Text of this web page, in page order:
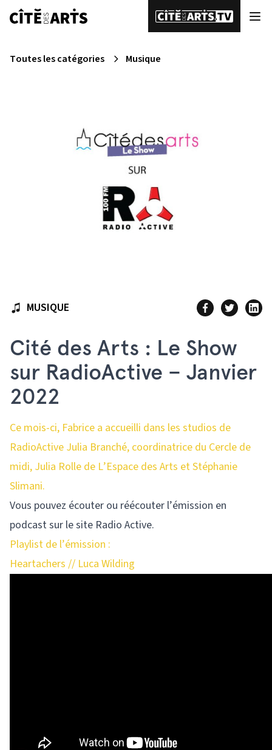
Toutes les catégories Musique
MUSIQUE
Cité des Arts : Le Show
sur RadioActive – Janvier
2022
Ce mois-ci, Fabrice a accueilli dans les studios de
RadioActive Julia Branché, coordinatrice du Cercle de
midi, Julia Rolle de L’Espace des Arts et Stéphanie
Slimani.
Vous pouvez écouter ou réécouter l’émission en
podcast sur le site Radio Active.
Playlist de l’émission :
Heartachers // Luca Wilding